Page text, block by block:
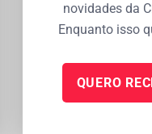
novidades da
Enquanto isso
QUERO